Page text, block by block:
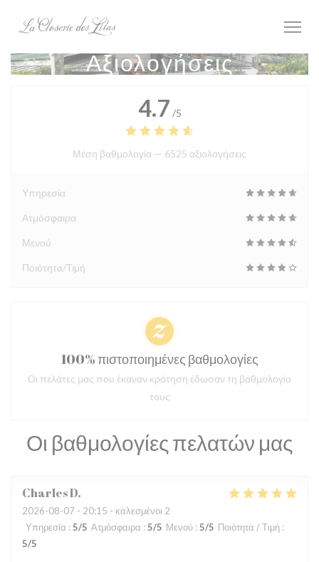
Αξιολογήσεις
Οι βαθμολογίες πελατών μας
CharlesD
2026-08-07 - 20:15 - καλεσμένοι 2
Υπηρεσία : 5/5 Ατμόσφαιρα : 5/5 Μενού : 5/5 Ποιότητα / Τιμή :
5/5
4.7 /5
Μέση βαθμολογία — 6525 αξιολογήσεις
Υπηρεσία
Ατμόσφαιρα
Μενού
Ποιότητα/Τιμή
100% πιστοποιημένες βαθμολογίες
Οι πελάτες μας που έκαναν κράτηση έδωσαν τη βαθμολογία
τους